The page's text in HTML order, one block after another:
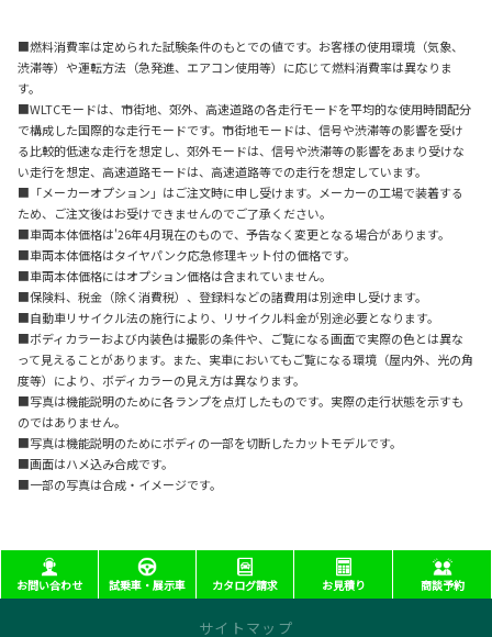
■燃料消費率は定められた試験条件のもとでの値です。お客様の使用環境（気象、
渋滞等）や運転方法（急発進、エアコン使用等）に応じて燃料消費率は異なりま
す。
■WLTCモードは、市街地、郊外、高速道路の各走行モードを平均的な使用時間配分
で構成した国際的な走行モードです。市街地モードは、信号や渋滞等の影響を受け
る比較的低速な走行を想定し、郊外モードは、信号や渋滞等の影響をあまり受けな
い走行を想定、高速道路モードは、高速道路等での走行を想定しています。
■「メーカーオプション」はご注文時に申し受けます。メーカーの工場で装着する
ため、ご注文後はお受けできませんのでご了承ください。
■車両本体価格は'26年4月現在のもので、予告なく変更となる場合があります。
■車両本体価格はタイヤパンク応急修理キット付の価格です。
■車両本体価格にはオプション価格は含まれていません。
■保険料、税金（除く消費税）、登録料などの諸費用は別途申し受けます。
■自動車リサイクル法の施行により、リサイクル料金が別途必要となります。
■ボディカラーおよび内装色は撮影の条件や、ご覧になる画面で実際の色とは異な
って見えることがあります。また、実車においてもご覧になる環境（屋内外、光の角
度等）により、ボディカラーの見え方は異なります。
■写真は機能説明のために各ランプを点灯したものです。実際の走行状態を示すも
のではありません。
■写真は機能説明のためにボディの一部を切断したカットモデルです。
■画面はハメ込み合成です。
■一部の写真は合成・イメージです。
お問い合わせ 試乗車・展示車 カタログ請求 お見積り 商談予約
サイトマップ